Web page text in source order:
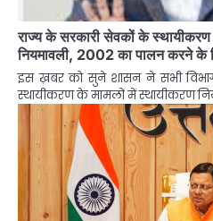
राज्य के सरकारी सेवकों के
नियमावली, 2002 का पालन करने के
इस ख़बर को सुने शासन ने सभी
स्थायीकरण के मामलों में स्थायीकरण